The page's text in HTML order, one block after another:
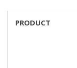
PRODUCT